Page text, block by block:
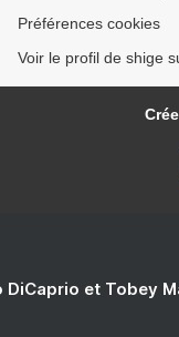
Préférences cookies
Voir le profil de shige
DiCaprio et Tobey